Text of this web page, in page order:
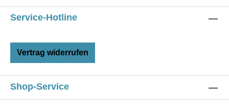
Service-Hotline
Vertrag widerrufen
Shop-Service